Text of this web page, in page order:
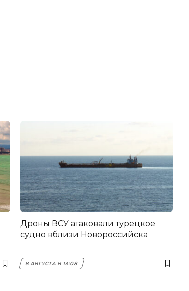
Дроны ВСУ атаковали турецкое
судно вблизи Новороссийска
8 АВГУСТА В 13:08